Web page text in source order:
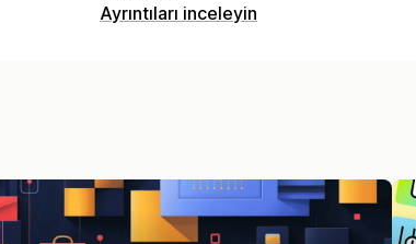
Ayrıntıları inceleyin